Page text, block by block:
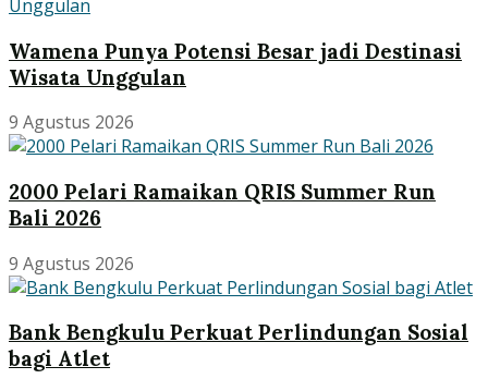
Wamena Punya Potensi Besar jadi Destinasi
Wisata Unggulan
9 Agustus 2026
2000 Pelari Ramaikan QRIS Summer Run
Bali 2026
9 Agustus 2026
Bank Bengkulu Perkuat Perlindungan Sosial
bagi Atlet